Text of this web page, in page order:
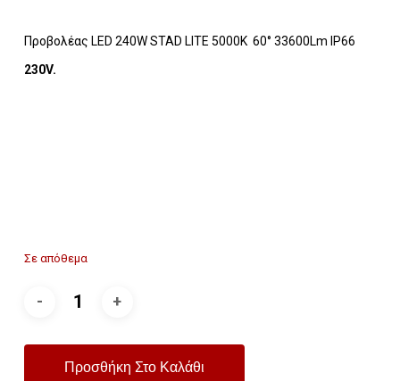
Προβολέας LED 240W STAD LITE 5000K 60° 33600Lm IP66
230V.
Σε απόθεμα
Προσθήκη Στο Καλάθι